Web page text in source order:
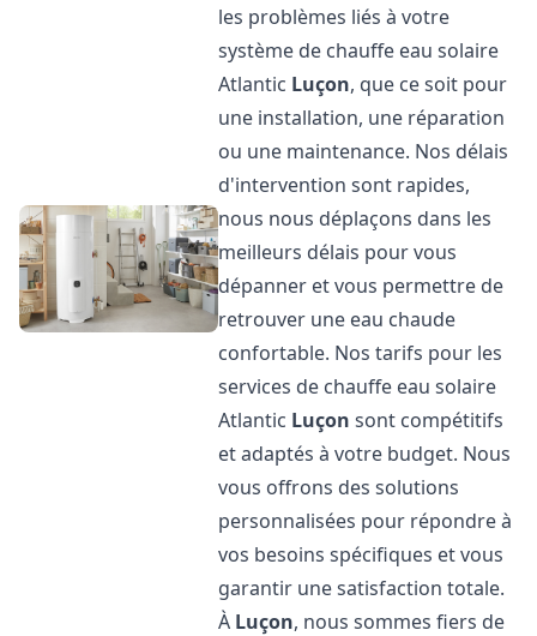
les problèmes liés à votre
système de chauffe eau solaire
Atlantic Luçon, que ce soit pour
une installation, une réparation
ou une maintenance. Nos délais
d'intervention sont rapides,
nous nous déplaçons dans les
meilleurs délais pour vous
dépanner et vous permettre de
retrouver une eau chaude
confortable. Nos tarifs pour les
services de chauffe eau solaire
Atlantic Luçon sont compétitifs
et adaptés à votre budget. Nous
vous offrons des solutions
personnalisées pour répondre à
vos besoins spécifiques et vous
garantir une satisfaction totale.
À Luçon, nous sommes fiers de